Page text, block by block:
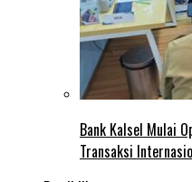
Bank Kalsel Mulai
Transaksi